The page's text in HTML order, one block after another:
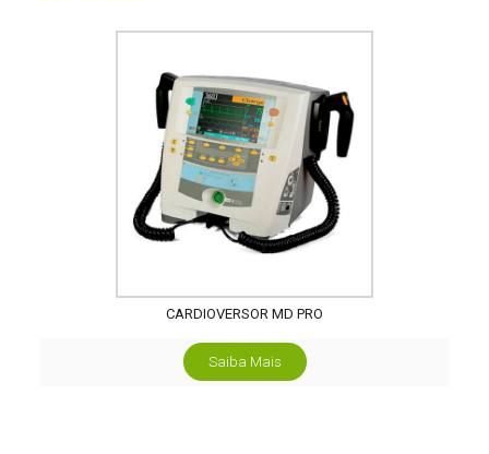
CARDIOVERSOR MD PRO
Saiba Mais